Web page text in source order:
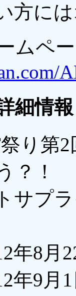
方に
ムペ
細情報
り第
？！
サプ
年8月
年9月